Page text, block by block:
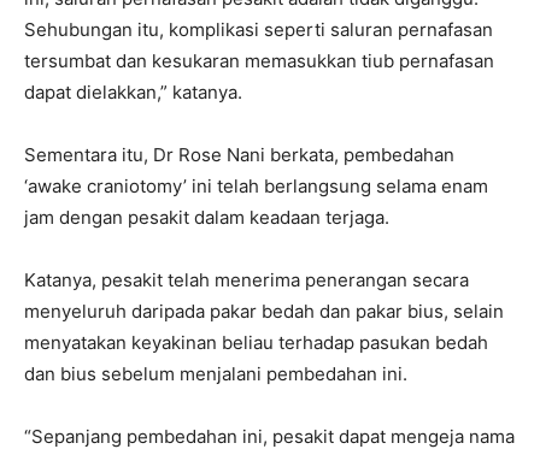
Sehubungan itu, komplikasi seperti saluran pernafasan
tersumbat dan kesukaran memasukkan tiub pernafasan
dapat dielakkan,” katanya.
Sementara itu, Dr Rose Nani berkata, pembedahan
‘awake craniotomy’ ini telah berlangsung selama enam
jam dengan pesakit dalam keadaan terjaga.
Katanya, pesakit telah menerima penerangan secara
menyeluruh daripada pakar bedah dan pakar bius, selain
menyatakan keyakinan beliau terhadap pasukan bedah
dan bius sebelum menjalani pembedahan ini.
“Sepanjang pembedahan ini, pesakit dapat mengeja nama